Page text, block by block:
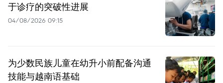
于诊疗的突破性进展
04/08/2026 09:15
为少数民族儿童在幼升小前配备沟通
技能与越南语基础